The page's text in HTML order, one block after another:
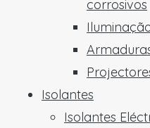
corrosivos
Isolantes
Isolantes